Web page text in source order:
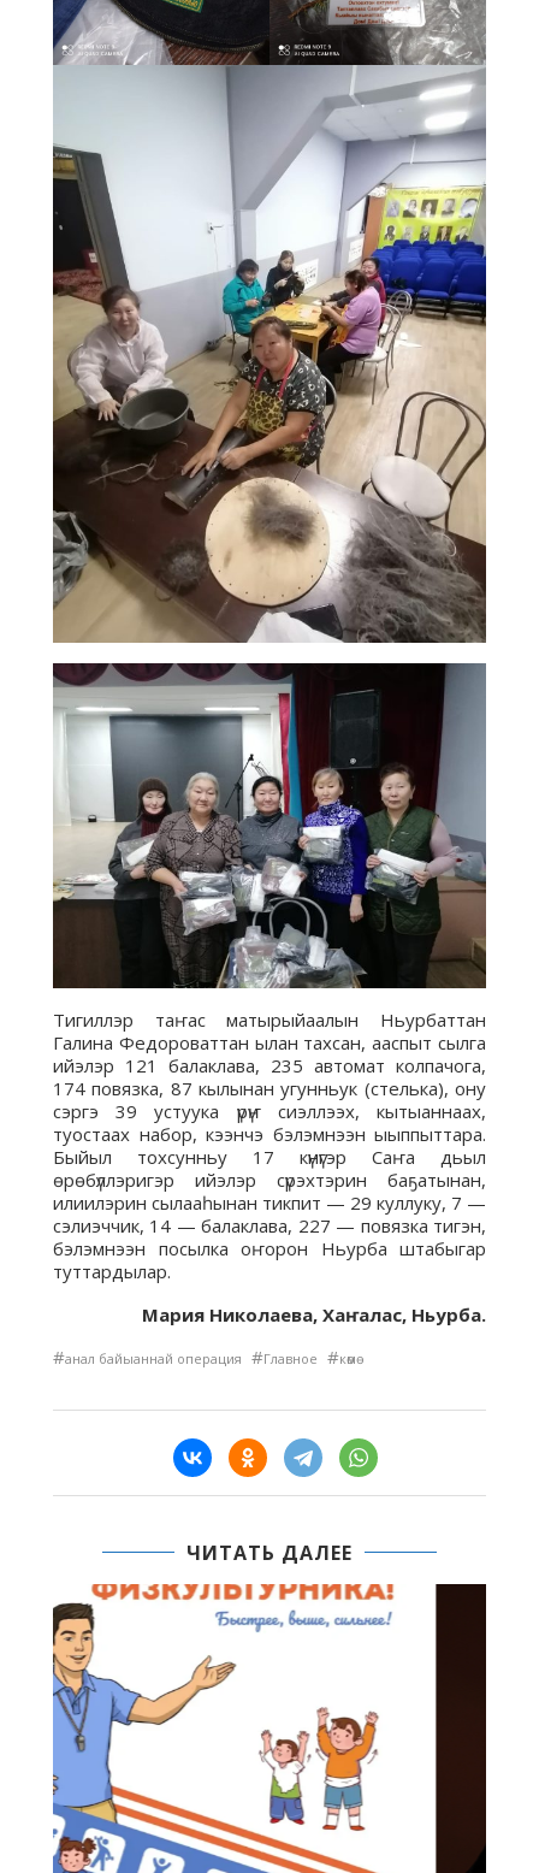
Тигиллэр таҥас матырыйаалын Ньурбаттан
Галина Федороваттан ылан тахсан, ааспыт сылга
ийэлэр 121 балаклава, 235 автомат колпачога,
174 повязка, 87 кылынан угунньук (стелька), ону
сэргэ 39 устуука үрүҥ сиэллээх, кытыаннаах,
туостаах набор, кээнчэ бэлэмнээн ыыппыттара.
Быйыл тохсунньу 17 күнүгэр Саҥа дьыл
өрөбүллэригэр ийэлэр сүрэхтэрин баҕатынан,
илиилэрин сылааһынан тикпит — 29 куллуку, 7 —
сэлиэччик, 14 — балаклава, 227 — повязка тигэн,
бэлэмнээн посылка оҥорон Ньурба штабыгар
туттардылар.
Мария Николаева, Хаҥалас, Ньурба.
#анал байыаннай операция #Главное #көмө
ЧИТАТЬ ДАЛЕЕ